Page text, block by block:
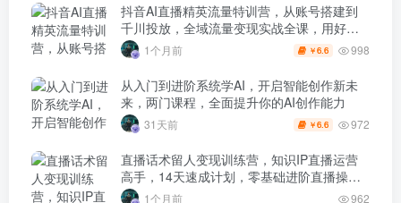
抖音AI直播精英流量特训营，从账号搭建到
千川投放，全域流量变现实战全课，用好工
具让賺钱更简单
1个月前 ￥6.6 998
从入门到进阶系统学AI，开启智能创作新未
来，两门课程，全面提升你的AI创作能力
31天前 ￥6.6 972
直播话术留人变现训练营，知识IP直播运营
高手，14天速成计划，零基础进阶直播操盘
手
1个月前 962